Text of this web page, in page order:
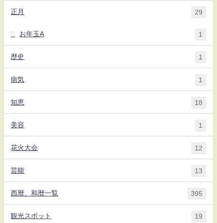
正月 29
お年玉A 1
歴史 1
病気 1
知恵 18
美容 1
花火大会 12
芸能 13
西暦、和暦一覧 395
観光スポット 19